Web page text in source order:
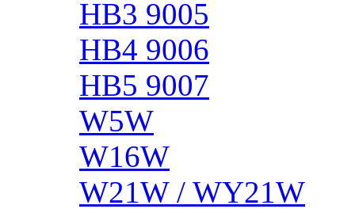
HB3 9005
HB4 9006
HB5 9007
W5W
W16W
W21W / WY21W